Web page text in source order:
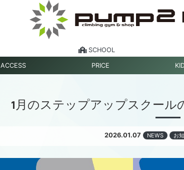
SCHOOL
ACCESS PRICE
1月のステップアップスクール
2026.01.07 NEWS お